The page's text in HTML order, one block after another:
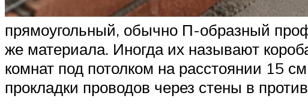
прямоугольный, обычно П-образный
же материала. Иногда их называют
комнат под потолком на расстоянии 15
прокладки проводов через стены в